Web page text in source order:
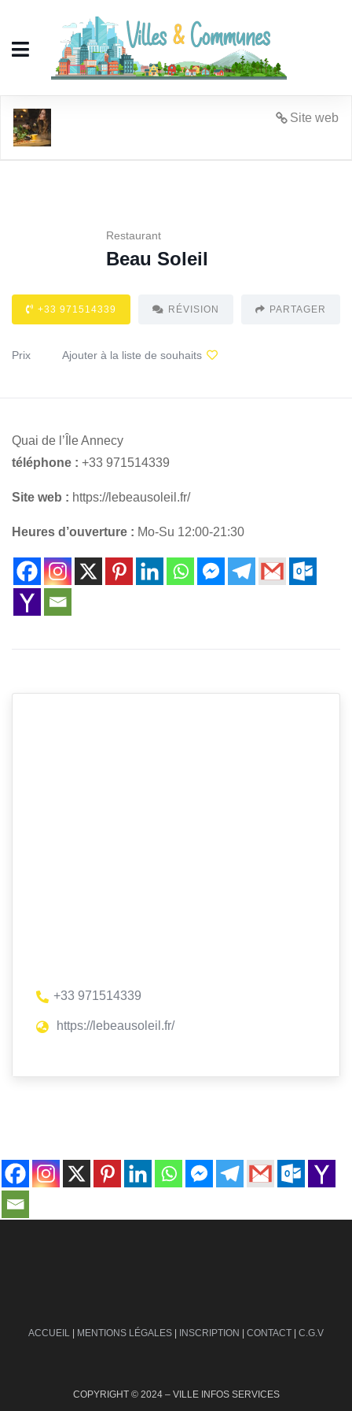
Site web
Restaurant
Beau Soleil
+33 971514339 RÉVISION PARTAGER
Prix Ajouter à la liste de souhaits
Quai de l’Île Annecy
téléphone : +33 971514339
Site web : https://lebeausoleil.fr/
Heures d’ouverture : Mo-Su 12:00-21:30
+33 971514339
https://lebeausoleil.fr/
ACCUEIL | MENTIONS LÉGALES | INSCRIPTION | CONTACT | C.G.V
COPYRIGHT © 2024 – VILLE INFOS SERVICES